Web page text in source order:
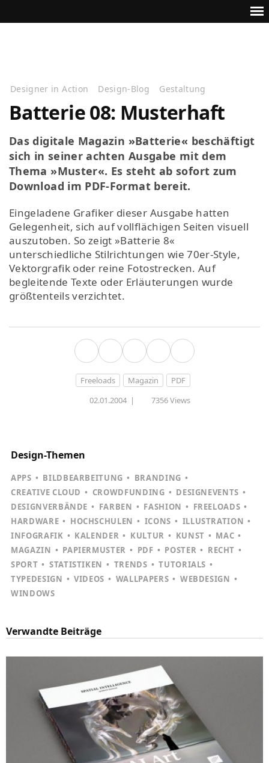
Designer in Action Design-Blog Gestaltung
Batterie 08: Musterhaft
Das digitale Magazin »Batterie« beschäftigt
sich in seiner achten Ausgabe mit dem
Thema »Muster«. Es steht ab sofort zum
Download im PDF-Format bereit.
Eingeladene Grafiker dieser Ausgabe hatten
Gelegenheit, sich auf vollflächigen Seiten visuell
auszutoben. So zeigt »Batterie 8«
unterschiedliche Stilrichtungen wie 70er-Style,
Vektorgrafik oder reine Fotostrecken. Auf
begleitende Texte oder Erläuterungen wurde
größtenteils verzichtet.
Freeloads Magazin
PDF
02.01.2004| 7356 Views
Design-Themen
APPS BILDBEARBEITUNG
BRANDING
CREATIVE CLOUD
CROWDFUNDING
DESIGNEVENTS
DESIGNVERBÄNDE
FARBEN FASHION
FREELOADS
HARDWARE
HOCHSCHULEN ICONS
ILLUSTRATION
INFOGRAFIK
KALENDER KULTUR KUNST
MAC
MAGAZIN
PAPIERMUSTER PDF POSTER
RECHT
SPORT
STATISTIKEN TRENDS
TUTORIALS
TYPEDESIGN
VIDEOS WALLPAPERS
WEBDESIGN
WINDOWS
Verwandte Beiträge